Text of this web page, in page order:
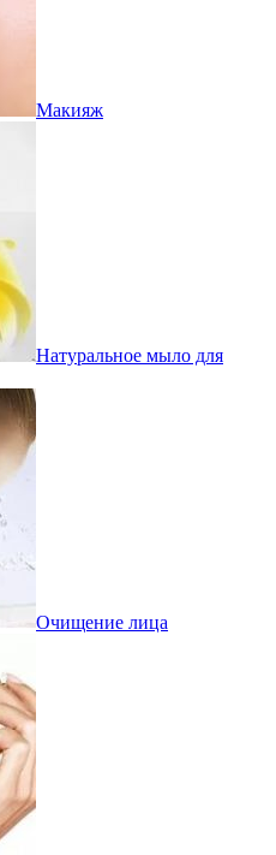
Макияж
Натуральное мыло для
Очищение лица